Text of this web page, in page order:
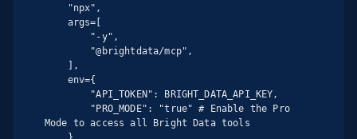
Mode to access all Bright Data tools